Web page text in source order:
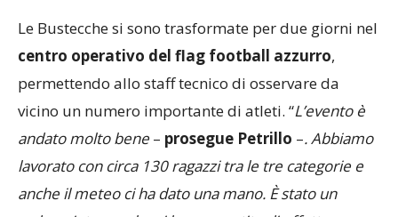
centro operativo del flag football azzurro,
permettendo allo staff tecnico di osservare da
vicino un numero importante di atleti. “L’evento è
andato molto bene–prosegue Petrillo – . Abbiamo
lavorato con circa 130 ragazzi tra le tre categorie e
anche il meteo ci ha dato una mano. È stato un
raduno intenso che ci ha consentito di effettuare un